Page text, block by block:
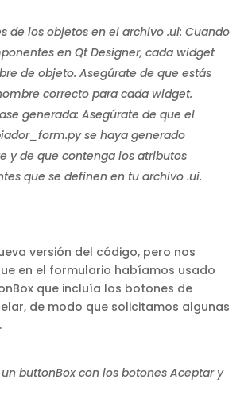
de los objetos en el archivo .ui: Cuando
en Qt Designer, cada widget
de objeto. Asegúrate de que estás
correcto para cada widget.
generada: Asegúrate de que el
se haya generado
y de que contenga los atributos
que se definen en tu archivo .ui.
versión del código, pero nos
en el formulario habíamos usado
que incluía los botones de
de modo que solicitamos algunas
buttonBox con los botones Aceptar y